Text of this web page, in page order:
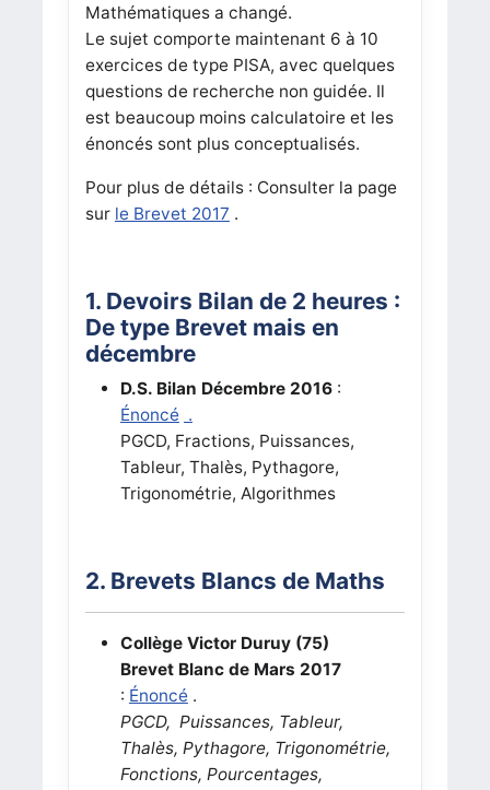
Mathématiques a changé.
Le sujet comporte maintenant 6 à 10
exercices de type PISA, avec quelques
questions de recherche non guidée. Il
est beaucoup moins calculatoire et les
énoncés sont plus conceptualisés.
Pour plus de détails : Consulter la page
sur le Brevet 2017 .
1. Devoirs Bilan de 2 heures :
De type Brevet mais en
décembre
D.S. Bilan Décembre 2016:
Énoncé .
PGCD, Fractions, Puissances,
Tableur, Thalès, Pythagore,
Trigonométrie, Algorithmes
2. Brevets Blancs de Maths
Collège Victor Duruy (75)
Brevet Blanc de Mars 2017
: Énoncé .
PGCD, Puissances, Tableur,
Thalès, Pythagore, Trigonométrie,
Fonctions, Pourcentages,